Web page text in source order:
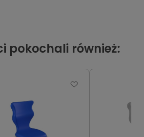
pokochali również: